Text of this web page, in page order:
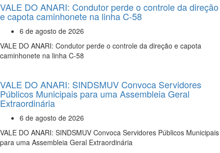
VALE DO ANARI: Condutor perde o controle da direção
e capota caminhonete na linha C-58
6 de agosto de 2026
VALE DO ANARI: Condutor perde o controle da direção e capota
caminhonete na linha C-58
VALE DO ANARI: SINDSMUV Convoca Servidores
Públicos Municipais para uma Assembleia Geral
Extraordinária
6 de agosto de 2026
VALE DO ANARI: SINDSMUV Convoca Servidores Públicos Municipais
para uma Assembleia Geral Extraordinária